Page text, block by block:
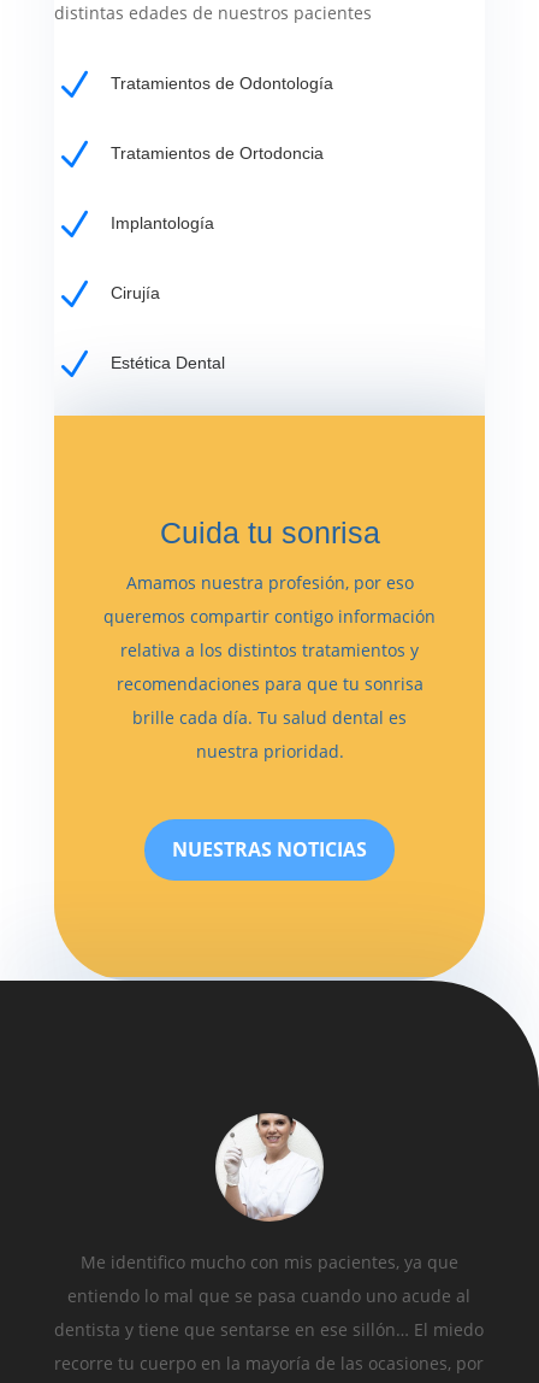
distintas edades de nuestros pacientes
N Tratamientos de Odontología
N Tratamientos de Ortodoncia
N Implantología
N Cirujía
N Estética Dental
Cuida tu sonrisa
Amamos nuestra profesión, por eso
queremos compartir contigo información
relativa a los distintos tratamientos y
recomendaciones para que tu sonrisa
brille cada día. Tu salud dental es
nuestra prioridad.
NUESTRAS NOTICIAS
Me identifico mucho con mis pacientes, ya que
entiendo lo mal que se pasa cuando uno acude al
dentista y tiene que sentarse en ese sillón… El miedo
recorre tu cuerpo en la mayoría de las ocasiones, por